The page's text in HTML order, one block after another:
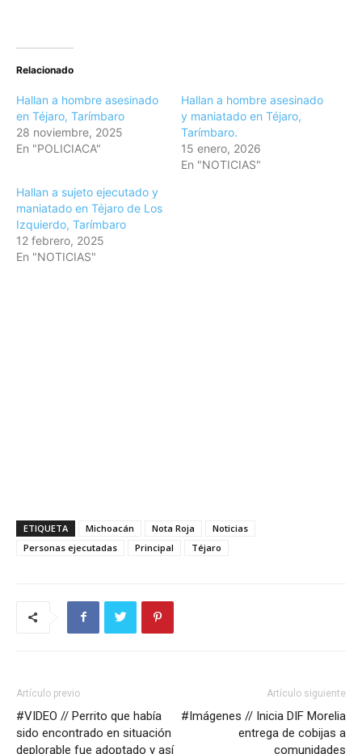
Relacionado
Hallan a hombre asesinado
en Téjaro, Tarímbaro
28 noviembre, 2025
En "POLICIACA"
Hallan a hombre asesinado
y maniatado en Téjaro,
Tarímbaro.
15 enero, 2026
En "NOTICIAS"
Hallan a sujeto ejecutado y
maniatado en Téjaro de Los
Izquierdo, Tarímbaro
12 febrero, 2025
En "NOTICIAS"
ETIQUETA Michoacán Nota Roja
Noticias
Personas ejecutadas
Principal Téjaro
Artículo previo
#VIDEO // Perrito que había
sido encontrado en situación
deplorable fue adoptado y así
Artículo siguiente
#Imágenes // Inicia DIF Morelia
entrega de cobijas a
comunidades